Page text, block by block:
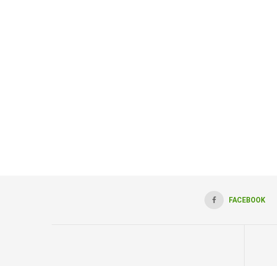
FACEBOOK